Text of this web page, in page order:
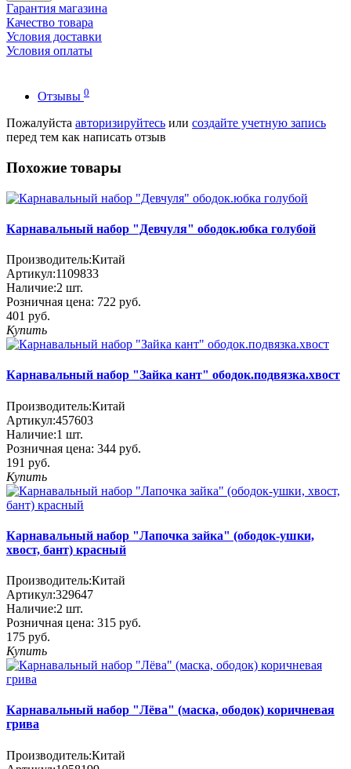
Гарантия магазина
Качество товара
Условия доставки
Условия оплаты
Отзывы 0
Пожалуйста авторизируйтесь или создайте учетную запись
перед тем как написать отзыв
Похожие товары
Карнавальный набор "Девчуля" ободок.юбка голубой
Производитель:Китай
Артикул:1109833
Наличие:2 шт.
Розничная цена: 722 руб.
401 руб.
Купить
Карнавальный набор "Зайка кант" ободок.подвязка.хвост
Производитель:Китай
Артикул:457603
Наличие:1 шт.
Розничная цена: 344 руб.
191 руб.
Купить
Карнавальный набор "Лапочка зайка" (ободок-ушки,
хвост, бант) красный
Производитель:Китай
Артикул:329647
Наличие:2 шт.
Розничная цена: 315 руб.
175 руб.
Купить
Карнавальный набор "Лёва" (маска, ободок) коричневая
грива
Производитель:Китай